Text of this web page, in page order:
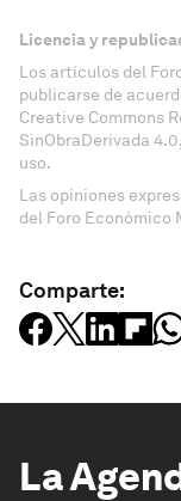
Licencia y
Los artículos del
publicarse de
Creative Commons
SinObraDerivada
uso.
Las opiniones
del Foro Económico
Comparte:
La